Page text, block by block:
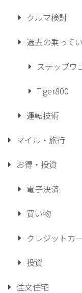
クルマ検討
過去の乗って
ステップワ
Tiger800
運転技術
マイル・旅行
お得・投資
電子決済
買い物
クレジットカ
投資
注文住宅